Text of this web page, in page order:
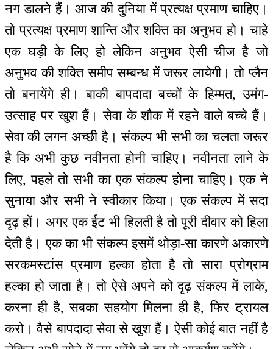
नग डालने हैं। आज की दुनिया में प्रत्यक्ष प्रमाण चाहिए।
तो प्रत्यक्ष प्रमाण शान्ति और शक्ति का अनुभव हो। चाहे
एक घड़ी के लिए हो लेकिन अनुभव ऐसी चीज है जो
अनुभव की शक्ति समीप सम्बन्ध में जरूर लायेगी। तो प्लैन
तो बनायेंगे ही। बाकी बापदादा बच्चों के हिम्मत, उमंग-
उत्साह पर खुश हैं। सेवा के शौक में रहने वाले बच्चे हैं।
सेवा की लगन अच्छी है। संकल्प भी सभी का चलता जरूर
है कि अभी कुछ नवीनता होनी चाहिए। नवीनता लाने के
लिए, पहले तो सभी का एक संकल्प होना चाहिए। एक ने
सुनाया और सभी ने स्वीकार किया। एक संकल्प में सदा
दृढ़ हों। अगर एक ईट भी हिलती है तो पूरी दीवार को हिला
देती है। एक का भी संकल्प इसमें थोड़ा-सा कारणे अकारणे
सरकमस्टांस प्रमाण हल्का होता है तो सारा प्रोग्राम
हल्का हो जाता है। तो ऐसे अपने को दृढ़ संकल्प में लाके,
करना ही है, सबका सहयोग मिलना ही है, फिर ट्रायल
करो। वैसे बापदादा सेवा से खुश हैं। ऐसी कोई बात नहीं है